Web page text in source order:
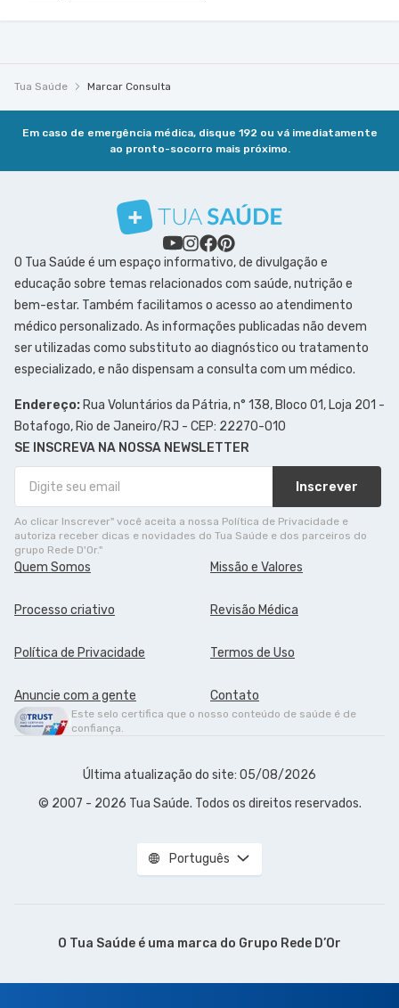
Tua Saúde Marcar Consulta
Em caso de emergência médica, disque 192 ou vá imediatamente
ao pronto-socorro mais próximo.
O Tua Saúde é um espaço informativo, de divulgação e
educação sobre temas relacionados com saúde, nutrição e
bem-estar. Também facilitamos o acesso ao atendimento
médico personalizado. As informações publicadas não devem
ser utilizadas como substituto ao diagnóstico ou tratamento
especializado, e não dispensam a consulta com um médico.
Endereço: Rua Voluntários da Pátria, n° 138, Bloco 01, Loja 201 -
Botafogo, Rio de Janeiro/RJ - CEP: 22270-010
SE INSCREVA NA NOSSA NEWSLETTER
Inscrever
Ao clicar Inscrever" você aceita a nossa Política de Privacidade e
autoriza receber dicas e novidades do Tua Saúde e dos parceiros do
grupo Rede D'Or."
Quem Somos Missão e Valores
Processo criativo Revisão Médica
Política de Privacidade Termos de Uso
Anuncie com a gente Contato
Este selo certifica que o nosso conteúdo de saúde é de
confiança.
Última atualização do site: 05/08/2026
© 2007 - 2026 Tua Saúde. Todos os direitos reservados.
Português
O Tua Saúde é uma marca do Grupo Rede D’Or